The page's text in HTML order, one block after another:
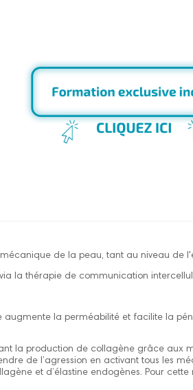
de la peau, tant au niveau de
la thérapie de communication
la perméabilité et facilite la
la production de collagène grâce aux
de l’agression en activant tous les
et d’élastine endogènes. Pour